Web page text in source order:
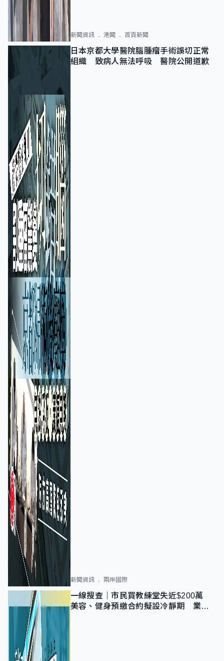
新聞資訊 港聞 首頁新聞
日本京都大學醫院腦腫瘤手術誤切正常
組織 致病人無法呼吸 醫院公開道歉
新聞資訊 兩岸國際
一線搜查｜市民買教練堂失近$200萬
美容、健身預繳合約擬設冷靜期 業界